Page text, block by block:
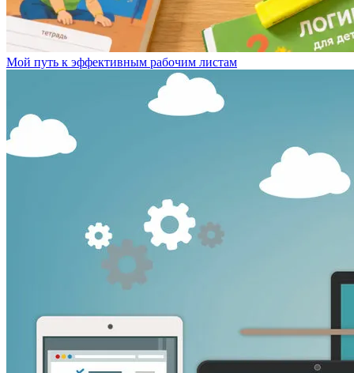
Мой путь к эффективным рабочим листам